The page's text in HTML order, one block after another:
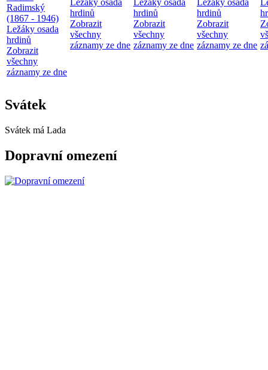
Radimský
(1867 - 1946)
Ležáky osada
hrdinů
Zobrazit
všechny
záznamy ze dne
Ležáky osada
hrdinů
Zobrazit
všechny
záznamy ze dne
Ležáky osada
hrdinů
Zobrazit
všechny
záznamy ze dne
Ležáky osada
hrdinů
Zobrazit
všechny
záznamy ze dne
Svátek
Svátek má Lada
Dopravní omezení